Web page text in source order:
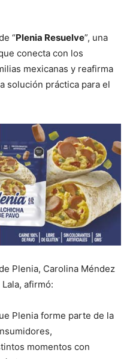
“Plenia Resuelve”, una
conecta con los
mexicanas y reafirma
solución práctica para el
Plenia, Carolina Méndez
afirmó:
Plenia forme parte de la
momentos con